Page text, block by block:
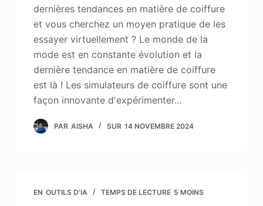
dernières tendances en matière de coiffure
et vous cherchez un moyen pratique de les
essayer virtuellement ? Le monde de la
mode est en constante évolution et la
dernière tendance en matière de coiffure
est là ! Les simulateurs de coiffure sont une
façon innovante d'expérimenter…
PAR AISHA SUR 14 NOVEMBRE 2024
EN OUTILS D'IA TEMPS DE LECTURE 5 MOINS